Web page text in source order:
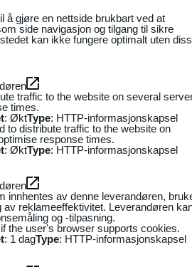
å gjøre en nettside brukbart ved at
side navigasjon og tilgang til sikre
kan ikke fungere optimalt uten
traffic to the website on several
times.
: ØktType: HTTP-informasjonskapsel
to distribute traffic to the website on
response times.
: ØktType: HTTP-informasjonskapsel
innhentes av denne leverandøren,
av reklameeffektivitet. Leverandøren
og -tilpasning.
the user's browser supports cookies.
: 1 dagType: HTTP-informasjonskapsel